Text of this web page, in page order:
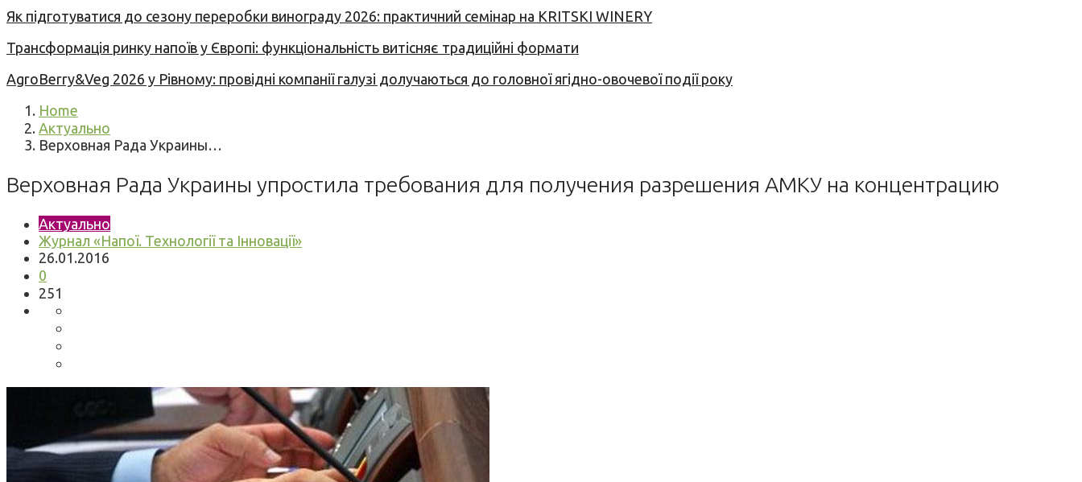
Як підготуватися до сезону переробки винограду 2026: практичний семінар на KRITSKI WINERY
Трансформація ринку напоїв у Європі: функціональність витісняє традиційні формати
AgroBerry&Veg 2026 у Рівному: провідні компанії галузі долучаються до головної ягідно-овочевої події року
Home
Актуально
Верховная Рада Украины…
Верховная Рада Украины упростила требования для получения разрешения АМКУ на концентрацию
Актуально
Журнал «Напої. Технології та Інновації»
26.01.2016
0
251